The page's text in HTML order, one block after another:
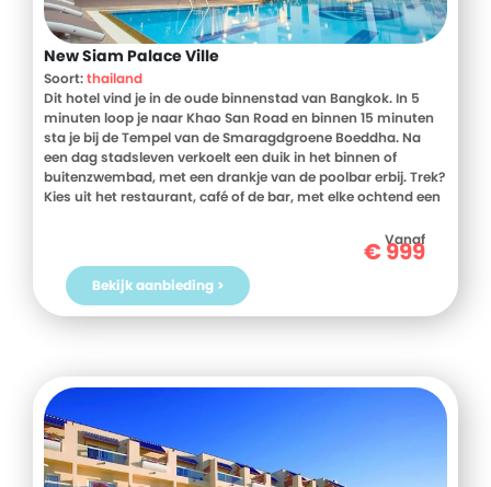
New Siam Palace Ville
Soort:thailand
Dit hotel vind je in de oude binnenstad van Bangkok. In 5
minuten loop je naar Khao San Road en binnen 15 minuten
sta je bij de Tempel van de Smaragdgroene Boeddha. Na
een dag stadsleven verkoelt een duik in het binnen of
buitenzwembad, met een drankje van de poolbar erbij. Trek?
Kies uit het restaurant, café of de bar, met elke ochtend een
Vanaf
€999
Bekijk aanbieding >